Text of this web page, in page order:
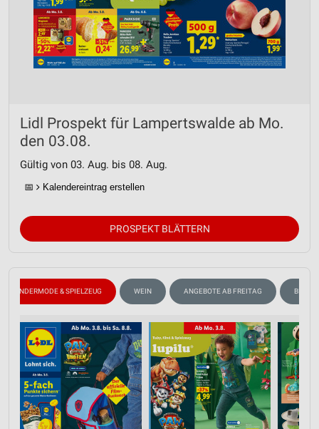
Lidl Prospekt für Lampertswalde ab Mo.
den 03.08.
Gültig von 03. Aug. bis 08. Aug.
📅 Kalendereintrag erstellen
PROSPEKT BLÄTTERN
KINDERMODE & SPIELZEUG WEIN ANGEBOTE AB FREITAG